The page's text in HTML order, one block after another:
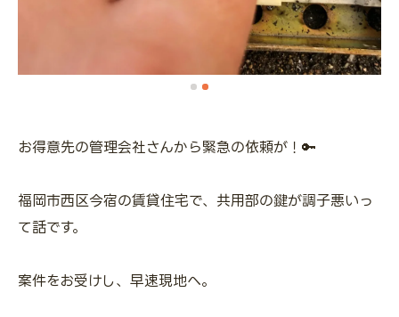
お得意先の管理会社さんから緊急の依頼が！🔑
福岡市西区今宿の賃貸住宅で、共用部の鍵が調子悪いっ
て話です。
案件をお受けし、早速現地へ。